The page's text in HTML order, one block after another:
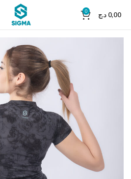
0 0,00 د.ج